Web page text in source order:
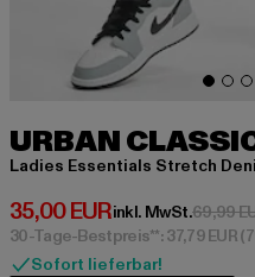
URBAN
Ladies Essentials Stretch
35,00 EUR
Derzeitiger Preis: 35,00
inkl. MwSt.69,99
30-Tage-Bestpreis**: 37,79 EUR
Sofort lieferbar!